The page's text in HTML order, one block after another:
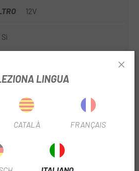
12V
Sì
LINGUA
CATALÀ FRANÇAIS